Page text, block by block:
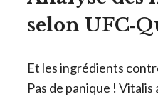
selon
Et les ingrédients
Pas de panique !